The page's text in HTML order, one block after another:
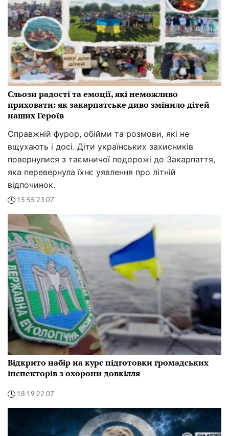
Сльози радості та емоції, які неможливо
приховати: як закарпатське диво змінило дітей
наших Героїв
Справжній фурор, обійми та розмови, які не
вщухають і досі. Діти українських захисників
повернулися з таємничої подорожі до Закарпаття,
яка перевернула їхнє уявлення про літній
відпочинок.
15:55 23.07
Відкрито набір на курс підготовки громадських
інспекторів з охорони довкілля
18:19 22.07